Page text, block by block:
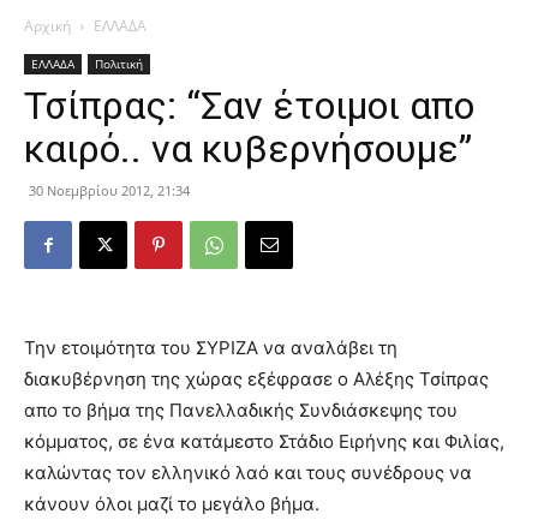
Αρχική ΕΛΛΑΔΑ
ΕΛΛΑΔΑ Πολιτική
Τσίπρας: “Σαν έτοιμοι απο
καιρό.. να κυβερνήσουμε”
30 Νοεμβρίου 2012, 21:34
Την ετοιμότητα του ΣΥΡΙΖΑ να αναλάβει τη
διακυβέρνηση της χώρας εξέφρασε ο Αλέξης Τσίπρας
απο το βήμα της Πανελλαδικής Συνδιάσκεψης του
κόμματος, σε ένα κατάμεστο Στάδιο Ειρήνης και Φιλίας,
καλώντας τον ελληνικό λαό και τους συνέδρους να
κάνουν όλοι μαζί το μεγάλο βήμα.